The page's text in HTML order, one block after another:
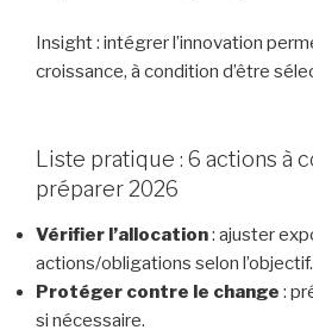
Insight : intégrer l’innovation
croissance, à condition d’être
Liste pratique : 6 actions à
préparer 2026
Vérifier l’allocation: ajuster
actions/obligations selon l’objectif.
Protéger contre le change :
si nécessaire.